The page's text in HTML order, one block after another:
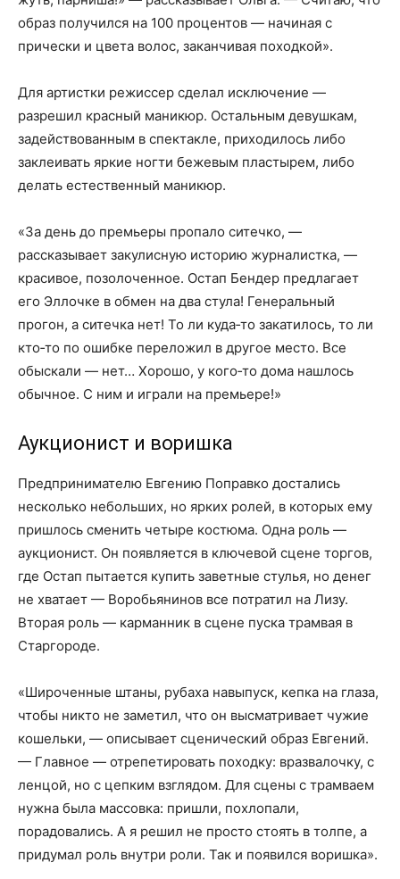
образ получился на 100 процентов — начиная с
прически и цвета волос, заканчивая походкой».
Для артистки режиссер сделал исключение —
разрешил красный маникюр. Остальным девушкам,
задействованным в спектакле, приходилось либо
заклеивать яркие ногти бежевым пластырем, либо
делать естественный маникюр.
«За день до премьеры пропало ситечко, —
рассказывает закулисную историю журналистка, —
красивое, позолоченное. Остап Бендер предлагает
его Эллочке в обмен на два стула! Генеральный
прогон, а ситечка нет! То ли куда‑то закатилось, то ли
кто‑то по ошибке переложил в другое место. Все
обыскали — нет… Хорошо, у кого‑то дома нашлось
обычное. С ним и играли на премьере!»
Аукционист и воришка
Предпринимателю Евгению Поправко достались
несколько небольших, но ярких ролей, в которых ему
пришлось сменить четыре костюма. Одна роль —
аукционист. Он появляется в ключевой сцене торгов,
где Остап пытается купить заветные стулья, но денег
не хватает — Воробьянинов все потратил на Лизу.
Вторая роль — карманник в сцене пуска трамвая в
Старгороде.
«Широченные штаны, рубаха навыпуск, кепка на глаза,
чтобы никто не заметил, что он высматривает чужие
кошельки, — описывает сценический образ Евгений.
— Главное — отрепетировать походку: вразвалочку, с
ленцой, но с цепким взглядом. Для сцены с трамваем
нужна была массовка: пришли, похлопали,
порадовались. А я решил не просто стоять в толпе, а
придумал роль внутри роли. Так и появился воришка».